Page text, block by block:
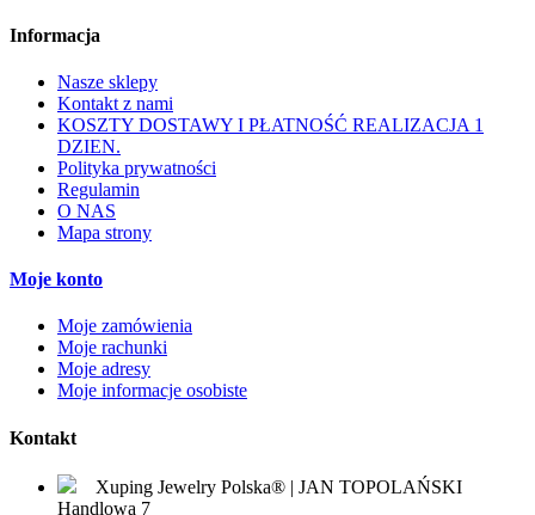
Informacja
Nasze sklepy
Kontakt z nami
KOSZTY DOSTAWY I PŁATNOŚĆ REALIZACJA 1
DZIEN.
Polityka prywatności
Regulamin
O NAS
Mapa strony
Moje konto
Moje zamówienia
Moje rachunki
Moje adresy
Moje informacje osobiste
Kontakt
Xuping Jewelry Polska® | JAN TOPOLAŃSKI
Handlowa 7